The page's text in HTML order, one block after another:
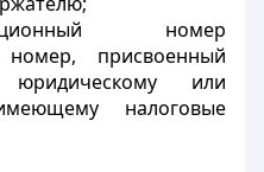
номер
присвоенный
или
налоговые